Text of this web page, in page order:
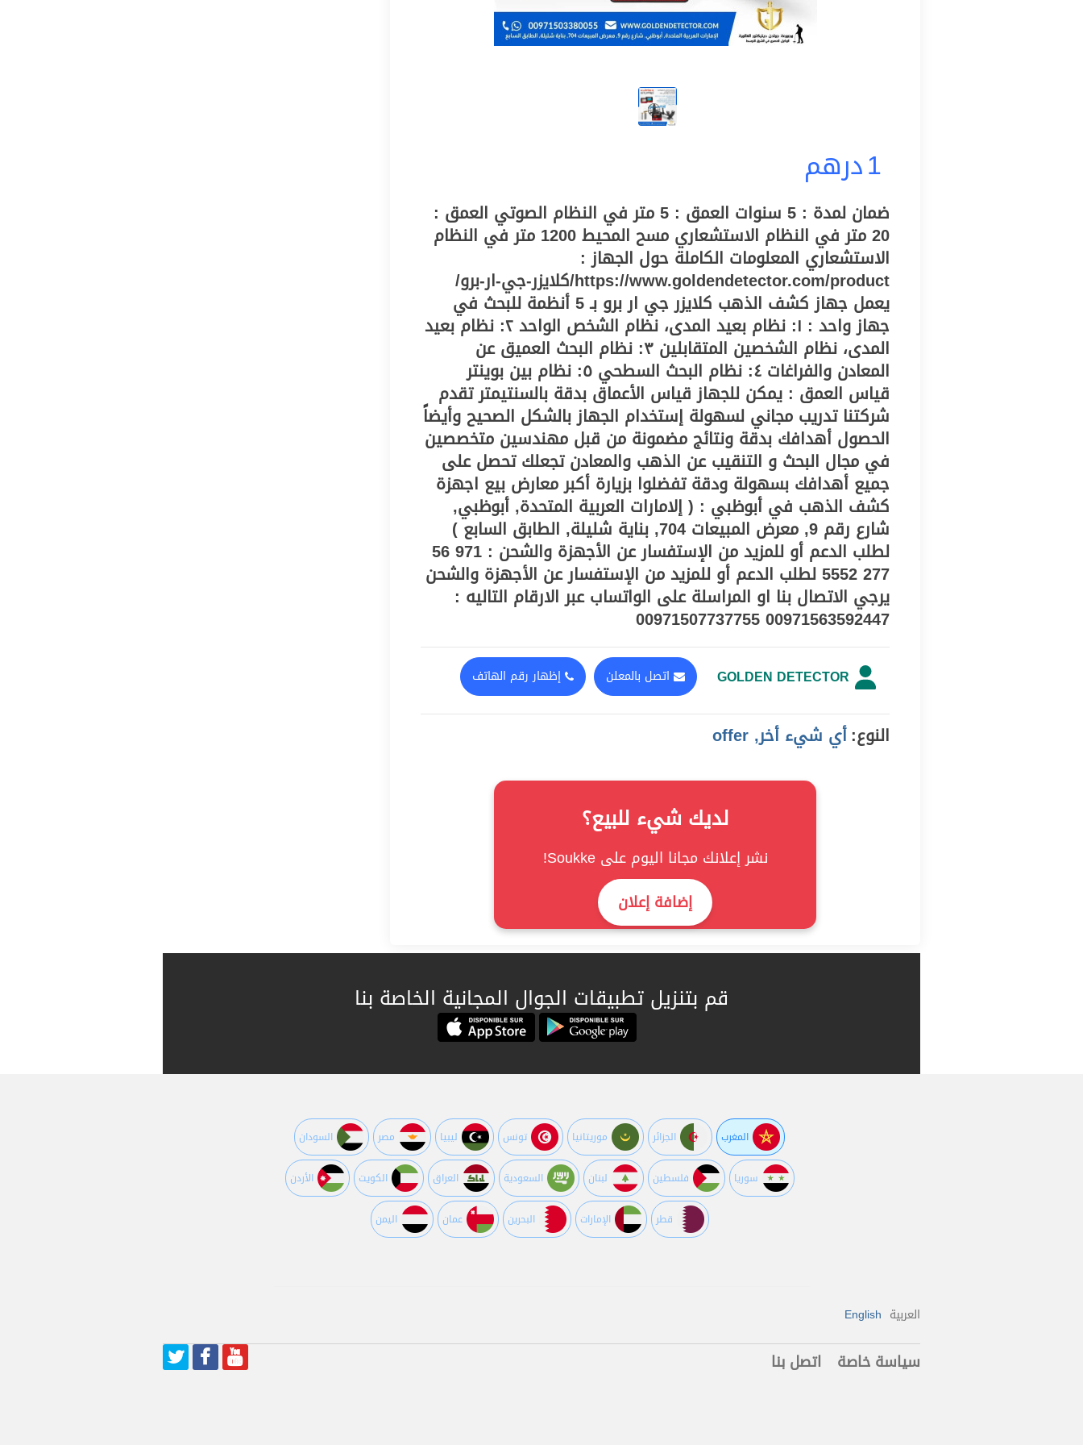
1درهم
ضمان لمدة : 5 سنوات العمق : 5 متر في النظام الصوتي العمق :
20 متر في النظام الاستشعاري مسح المحيط 1200 متر في النظام
الاستشعاري المعلومات الكاملة حول الجهاز :
https://www.goldendetector.com/product/كلايزر-جي-ار-برو/
يعمل جهاز كشف الذهب كلايزر جي ار برو بـ 5 أنظمة للبحث في
جهاز واحد : ١: نظام بعيد المدى، نظام الشخص الواحد ٢: نظام بعيد
المدى، نظام الشخصين المتقابلين ٣: نظام البحث العميق عن
المعادن والفراغات ٤: نظام البحث السطحي ٥: نظام بين بوينتر
قياس العمق : يمكن للجهاز قياس الأعماق بدقة بالسنتيمتر تقدم
شركتنا تدريب مجاني لسهولة إستخدام الجهاز بالشكل الصحيح وأيضاً
الحصول أهدافك بدقة ونتائج مضمونة من قبل مهندسين متخصصين
في مجال البحث و التنقيب عن الذهب والمعادن تجعلك تحصل على
جميع أهدافك بسهولة ودقة تفضلوا بزيارة أكبر معارض بيع اجهزة
كشف الذهب في أبوظبي : ( إلامارات العربية المتحدة, أبوظبي,
شارع رقم 9, معرض المبيعات 704, بناية شليلة, الطابق السابع )
لطلب الدعم أو للمزيد من الإستفسار عن الأجهزة والشحن : 971 56
277 5552 لطلب الدعم أو للمزيد من الإستفسار عن الأجهزة والشحن
يرجي الاتصال بنا او المراسلة على الواتساب عبر الارقام التاليه :
00971563592447 00971507737755
GOLDEN DETECTOR اتصل بالمعلن إظهار رقم الهاتف
النوع:أي شيء أخر, offer
لديك شيء للبيع؟
نشر إعلانك مجانا اليوم على Soukke!
إضافة إعلان
قم بتنزيل تطبيقات الجوال المجانية الخاصة بنا
المغرب الجزائر موريتانيا تونس ليبيا مصر السودان
سوريا فلسطين لبنان السعودية العراق الكويت اﻷردن
قطر اﻹمارات البحرين عمان اليمن
العربية English
سياسة خاصة اتصل بنا